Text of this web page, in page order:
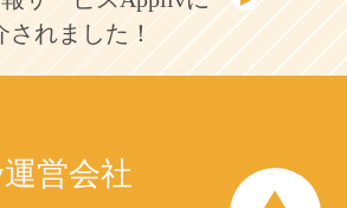
されました！
運営会社